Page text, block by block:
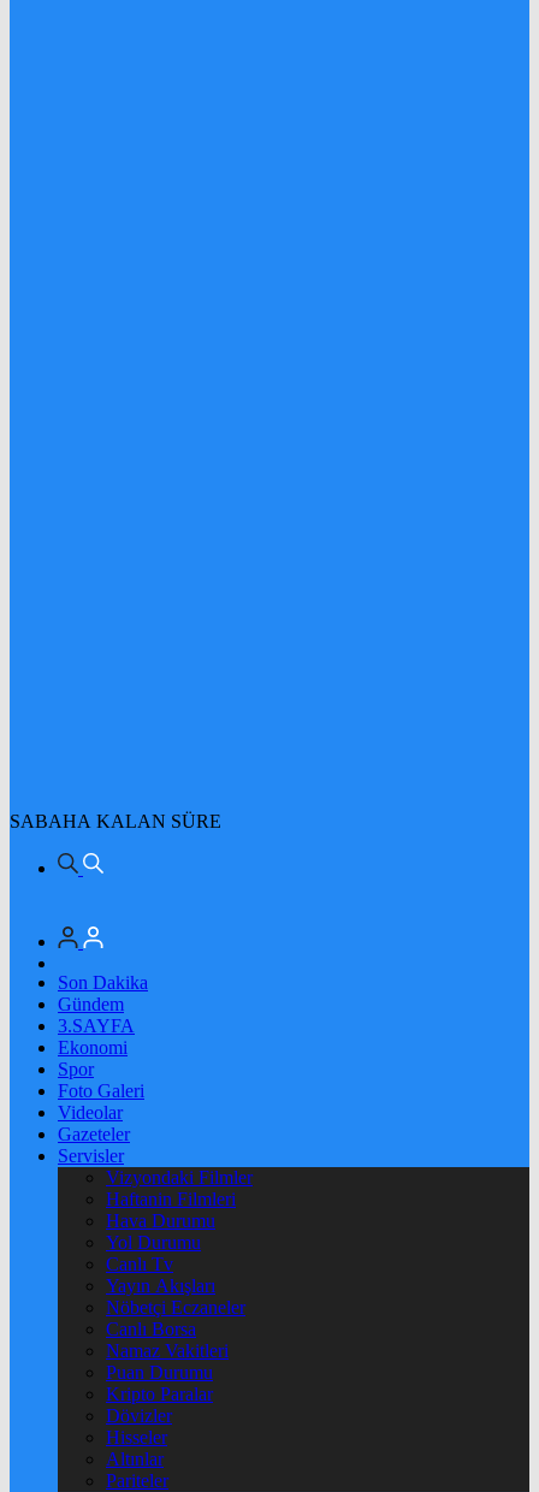
SABAHA KALAN SÜRE
Son Dakika
Gündem
3.SAYFA
Ekonomi
Spor
Foto Galeri
Videolar
Gazeteler
Servisler
Vizyondaki Filmler
Haftanin Filmleri
Hava Durumu
Yol Durumu
Canlı Tv
Yayın Akışları
Nöbetçi Eczaneler
Canlı Borsa
Namaz Vakitleri
Puan Durumu
Kripto Paralar
Dövizler
Hisseler
Altınlar
Pariteler